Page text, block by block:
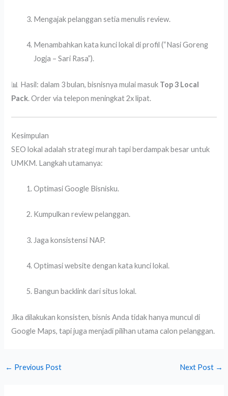
Mengajak pelanggan setia menulis review.
Menambahkan kata kunci lokal di profil (“Nasi Goreng
Jogja – Sari Rasa”).
📊 Hasil: dalam 3 bulan, bisnisnya mulai masuk Top 3 Local
Pack. Order via telepon meningkat 2x lipat.
Kesimpulan
SEO lokal adalah strategi murah tapi berdampak besar untuk
UMKM. Langkah utamanya:
Optimasi Google Bisnisku.
Kumpulkan review pelanggan.
Jaga konsistensi NAP.
Optimasi website dengan kata kunci lokal.
Bangun backlink dari situs lokal.
Jika dilakukan konsisten, bisnis Anda tidak hanya muncul di
Google Maps, tapi juga menjadi pilihan utama calon pelanggan.
← Previous Post Next Post →